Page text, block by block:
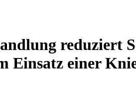
reduziert
Einsatz einer